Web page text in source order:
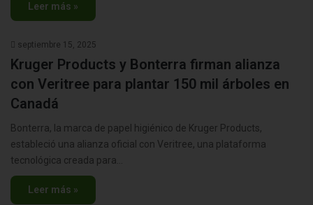
Leer más »
septiembre 15, 2025
Kruger Products y Bonterra firman alianza
con Veritree para plantar 150 mil árboles en
Canadá
Bonterra, la marca de papel higiénico de Kruger Products,
estableció una alianza oficial con Veritree, una plataforma
tecnológica creada para…
Leer más »